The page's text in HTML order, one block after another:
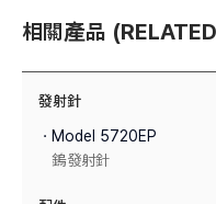
相關產品
發射針
ㆍModel 5720EP
鎢發射針